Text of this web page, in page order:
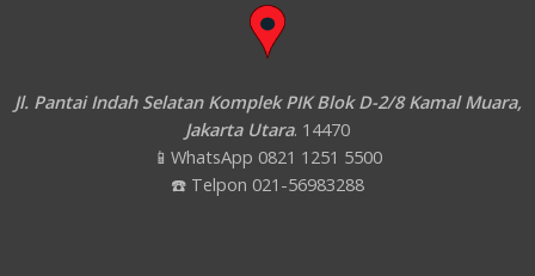
Jl. Pantai Indah Selatan Komplek PIK Blok D-2/8 Kamal Muara,
Jakarta Utara. 14470
📱WhatsApp 0821 1251 5500
☎️ Telpon 021-56983288